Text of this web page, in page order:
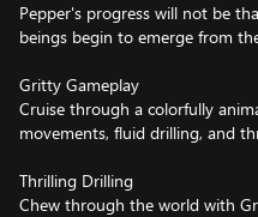
Pepper's progress will not be
beings begin to emerge from
Gritty Gameplay
Cruise through a colorfully
movements, fluid drilling, and
Thrilling Drilling
Chew through the world with